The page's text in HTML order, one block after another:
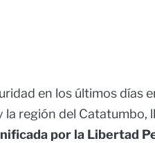
en los últimos días
la región del Catatumbo,
por la Libertad